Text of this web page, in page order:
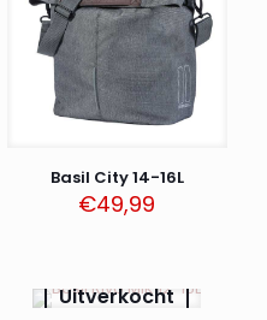
Basil City 14-16L
€49,99
Uitverkocht